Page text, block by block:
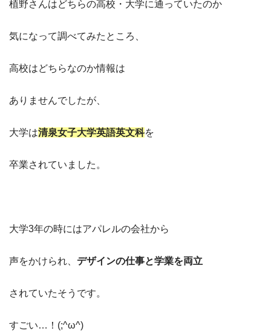
植野さんはどちらの高校・大学に通っていたのか
気になって調べてみたところ、
高校はどちらなのか情報は
ありませんでしたが、
大学は清泉女子大学英語英文科を
卒業されていました。
大学3年の時にはアパレルの会社から
声をかけられ、 デザインの仕事と学業を両立
されていたそうです。
すごい…！(;^ω^)